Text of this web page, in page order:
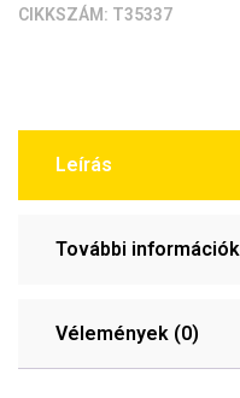
CIKKSZÁM: T35337
Leírás
További információk
Vélemények (0)